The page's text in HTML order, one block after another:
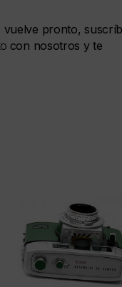
vuelve pronto,
con nosotros y te